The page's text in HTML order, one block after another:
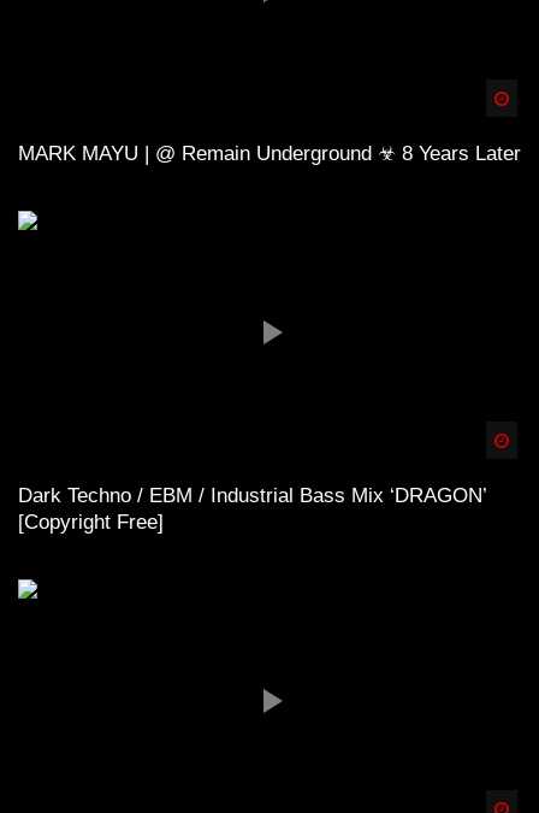
MARK MAYU | @ Remain Underground ☣ 8 Years Later
Dark Techno / EBM / Industrial Bass Mix ‘DRAGON’
[Copyright Free]